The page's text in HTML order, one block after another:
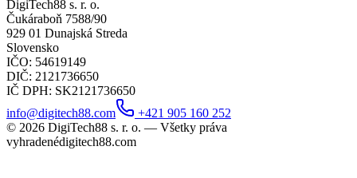
DigiTech88 s. r. o.
Čukáraboň 7588/90
929 01 Dunajská Streda
Slovensko
IČO: 54619149
DIČ: 2121736650
IČ DPH: SK2121736650
info@digitech88.com
+421 905 160 252
© 2026 DigiTech88 s. r. o. — Všetky práva
vyhradenédigitech88.com